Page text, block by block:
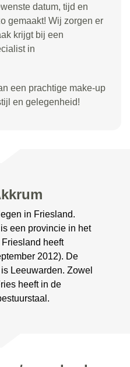
datum, tijd en
gemaakt! Wij zorgen er
krijgt bij een
in
een prachtige make-up
en gelegenheid!
in Friesland.
een provincie in het
heeft
2012). De
Leeuwarden. Zowel
heeft in de